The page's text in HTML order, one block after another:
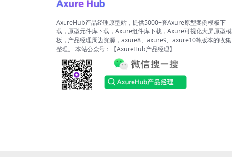
AxureHub产品经理原型站，提供5000+套Axure原型案例模板下
载，原型元件库下载，Axure组件库下载，Axure可视化大屏原型模
板，产品经理周边资源，axure8、axure9、axure10等版本的收集
整理。 本站公众号：【AxureHub产品经理】